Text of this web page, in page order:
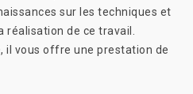
sur les techniques et
réalisation de ce travail.
il vous offre une prestation de